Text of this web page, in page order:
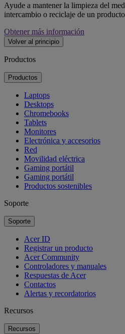
Ayude a mantener la limpieza del
intercambio o reciclaje de un
Obtener más información
Volver al principio
Productos
Productos
Laptops
Desktops
Chromebooks
Tablets
Monitores
Electrónica y accesorios
Red
Movilidad eléctrica
Gaming portátil
Gaming portátil
Productos sostenibles
Soporte
Soporte
Acer ID
Registrar un producto
Acer Community
Controladores y manuales
Respuestas de Acer
Contactos
Alertas y recordatorios
Recursos
Recursos